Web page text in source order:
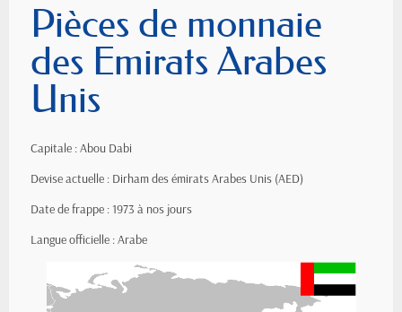
Pièces de monnaie
des Emirats Arabes
Unis
Capitale : Abou Dabi
Devise actuelle : Dirham des émirats Arabes Unis (AED)
Date de frappe : 1973 à nos jours
Langue officielle : Arabe